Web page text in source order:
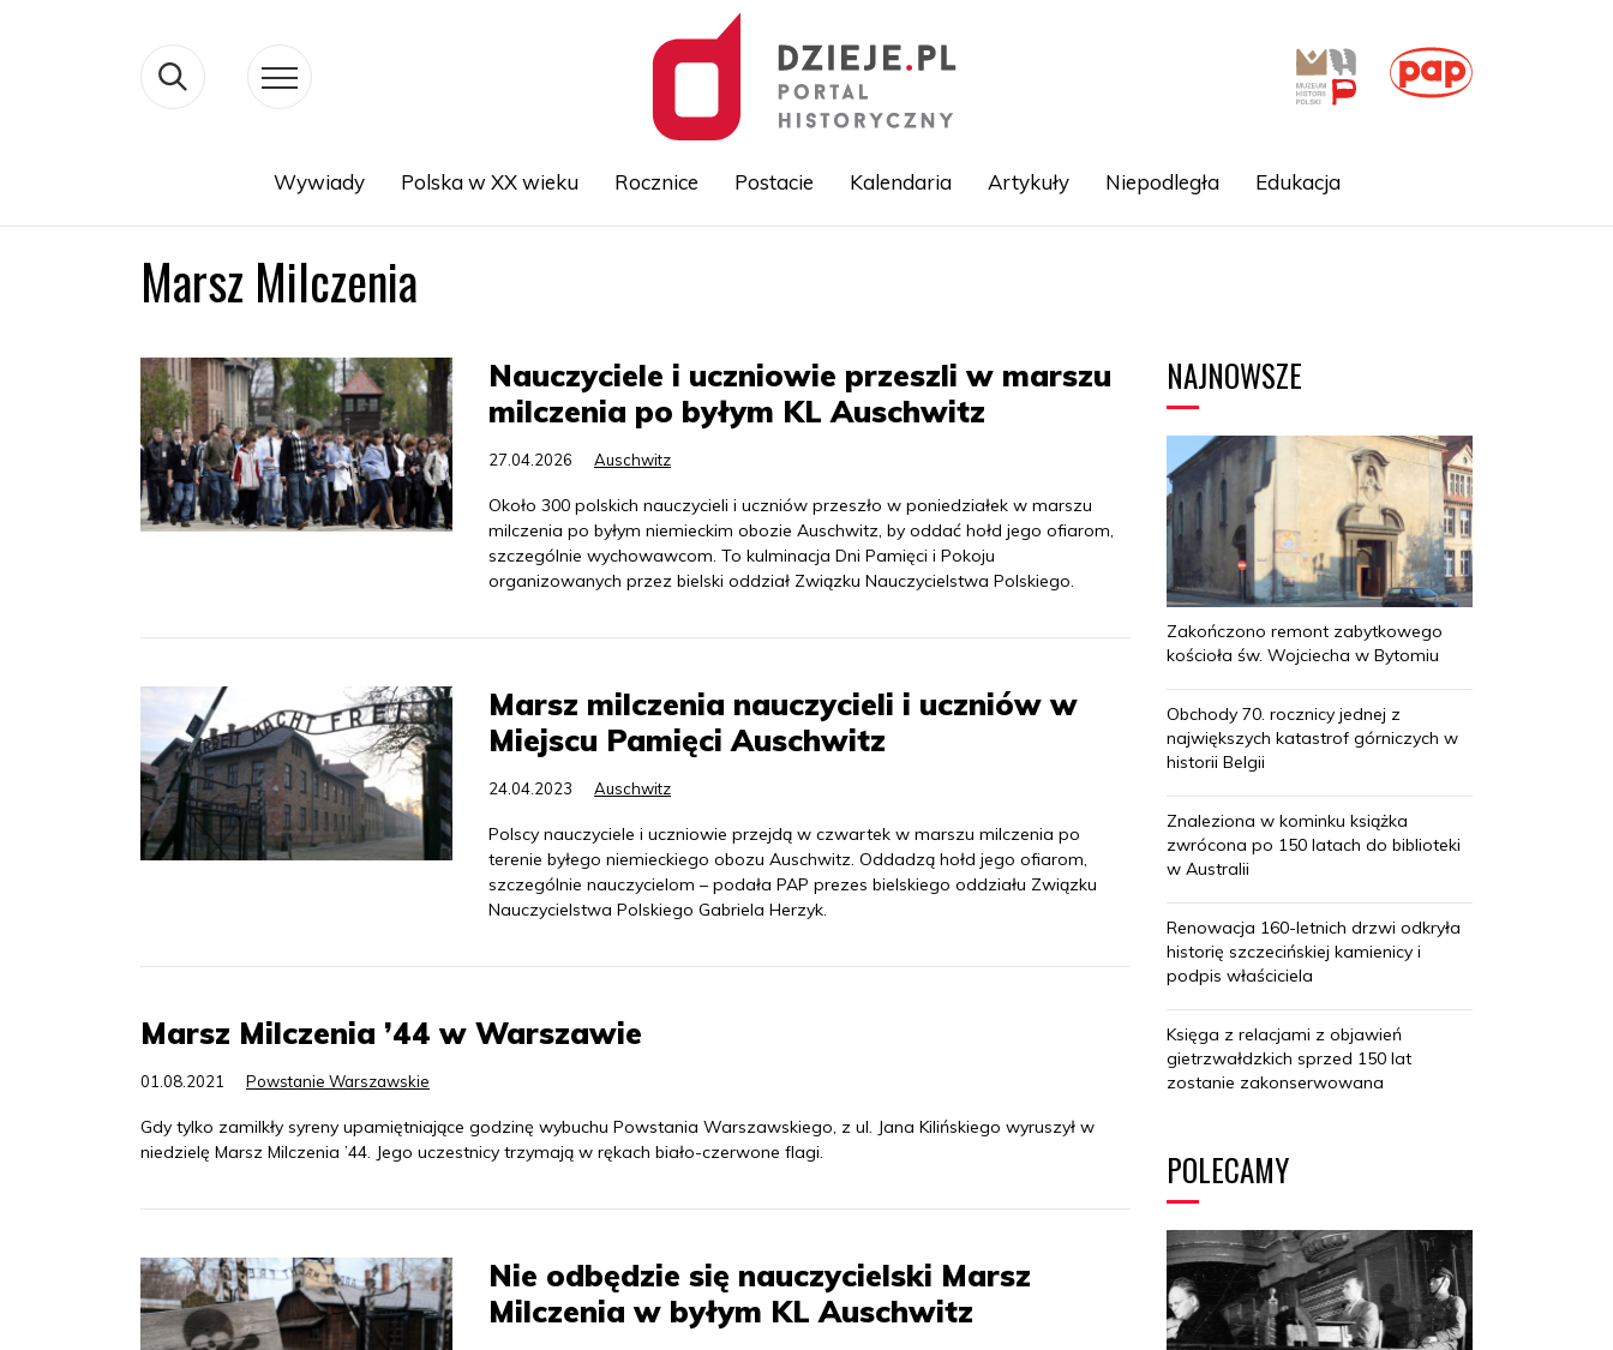
Wywiady Polska w XX wieku Rocznice Postacie Kalendaria Artykuły Niepodległa Edukacja
Marsz Milczenia
Nauczyciele i uczniowie przeszli w marszu
milczenia po byłym KL Auschwitz
27.04.2026 Auschwitz
Około 300 polskich nauczycieli i uczniów przeszło w poniedziałek w marszu
milczenia po byłym niemieckim obozie Auschwitz, by oddać hołd jego ofiarom,
szczególnie wychowawcom. To kulminacja Dni Pamięci i Pokoju
organizowanych przez bielski oddział Związku Nauczycielstwa Polskiego.
Marsz milczenia nauczycieli i uczniów w
Miejscu Pamięci Auschwitz
24.04.2023 Auschwitz
Polscy nauczyciele i uczniowie przejdą w czwartek w marszu milczenia po
terenie byłego niemieckiego obozu Auschwitz. Oddadzą hołd jego ofiarom,
szczególnie nauczycielom – podała PAP prezes bielskiego oddziału Związku
Nauczycielstwa Polskiego Gabriela Herzyk.
Marsz Milczenia ’44 w Warszawie
01.08.2021 Powstanie Warszawskie
Gdy tylko zamilkły syreny upamiętniające godzinę wybuchu Powstania Warszawskiego, z ul. Jana Kilińskiego wyruszył w
niedzielę Marsz Milczenia ’44. Jego uczestnicy trzymają w rękach biało-czerwone flagi.
Nie odbędzie się nauczycielski Marsz
Milczenia w byłym KL Auschwitz
NAJNOWSZE
Zakończono remont zabytkowego
kościoła św. Wojciecha w Bytomiu
Obchody 70. rocznicy jednej z
największych katastrof górniczych w
historii Belgii
Znaleziona w kominku książka
zwrócona po 150 latach do biblioteki
w Australii
Renowacja 160-letnich drzwi odkryła
historię szczecińskiej kamienicy i
podpis właściciela
Księga z relacjami z objawień
gietrzwałdzkich sprzed 150 lat
zostanie zakonserwowana
POLECAMY